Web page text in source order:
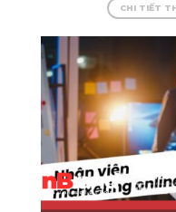
cùng
dựng
trình
CHI TIẾT